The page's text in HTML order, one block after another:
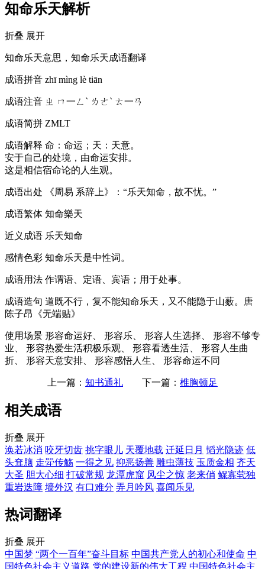
知命乐天解析
折叠 展开
知命乐天意思，知命乐天成语翻译
成语拼音 zhī mìng lè tiān
成语注音 ㄓ ㄇ一ㄥˋ ㄌㄜˋ ㄊ一ㄢ
成语简拼 ZMLT
成语解释 命：命运；天：天意。
安于自己的处境，由命运安排。
这是相信宿命论的人生观。
成语出处 《周易 系辞上》：“乐天知命，故不忧。”
成语繁体 知命樂天
近义成语 乐天知命
感情色彩 知命乐天是中性词。
成语用法 作谓语、定语、宾语；用于处事。
成语造句 道既不行，复不能知命乐天，又不能隐于山薮。唐
陈子昂《无端贴》
使用场景 形容命运好、 形容乐、 形容人生选择、 形容不够专
业、 形容热爱生活积极乐观、 形容看透生活、 形容人生曲
折、 形容天意安排、 形容感悟人生、 形容命运不同
上一篇： 知书通礼 下一篇： 椎胸顿足
相关成语
折叠 展开
涣若冰消 咬牙切齿 挑字眼儿 天覆地载 迁延日月 韬光隐迹 低
头耷脑 走斝传觞 一得之见 抑恶扬善 雕虫薄技 玉质金相 齐天
大圣 胆大心细 打破常规 龙潭虎窟 风尘之惊 老来俏 鳏寡茕独
重岩迭障 墙外汉 有口难分 弄月吟风 喜闻乐见
热词翻译
折叠 展开
中国梦 “两个一百年”奋斗目标 中国共产党人的初心和使命 中
国特色社会主义道路 党的建设新的伟大工程 中国特色社会主